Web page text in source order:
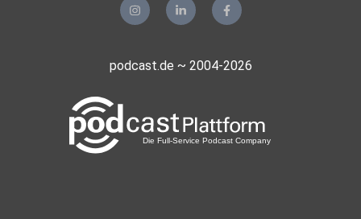
podcast.de ~ 2004-2026